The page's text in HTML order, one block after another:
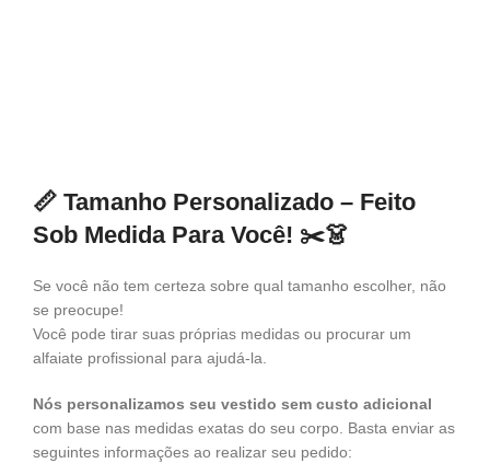
📏 Tamanho Personalizado – Feito
Sob Medida Para Você! ✂️👗
Se você não tem certeza sobre qual tamanho escolher, não
se preocupe!
Você pode tirar suas próprias medidas ou procurar um
alfaiate profissional para ajudá-la.
Nós personalizamos seu vestido sem custo adicional
com base nas medidas exatas do seu corpo. Basta enviar as
seguintes informações ao realizar seu pedido: